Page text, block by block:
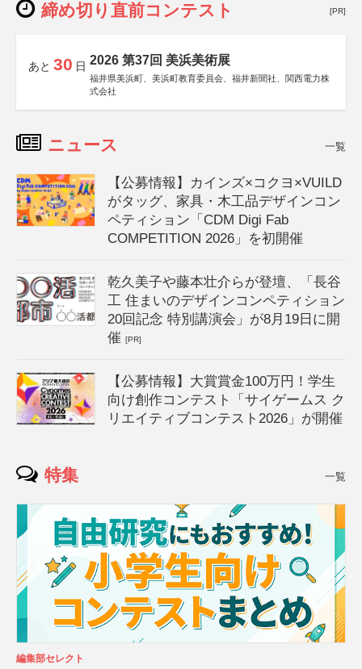
締め切り直前コンテスト [PR]
あと 30 日 2026 第37回 美浜美術展
福井県美浜町、美浜町教育委員会、福井新聞社、関西電力株
式会社
ニュース 一覧
【公募情報】カインズ×コクヨ×VUILD
がタッグ、家具・木工品デザインコン
ペティション「CDM Digi Fab
COMPETITION 2026」を初開催
乾久美子や藤本壮介らが登壇、「長谷
工 住まいのデザインコンペティション
20回記念 特別講演会」が8月19日に開
催[PR]
【公募情報】大賞賞金100万円！学生
向け創作コンテスト「サイゲームス ク
リエイティブコンテスト2026」が開催
特集 一覧
編集部セレクト